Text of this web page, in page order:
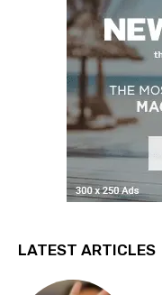
LATEST ARTICLES